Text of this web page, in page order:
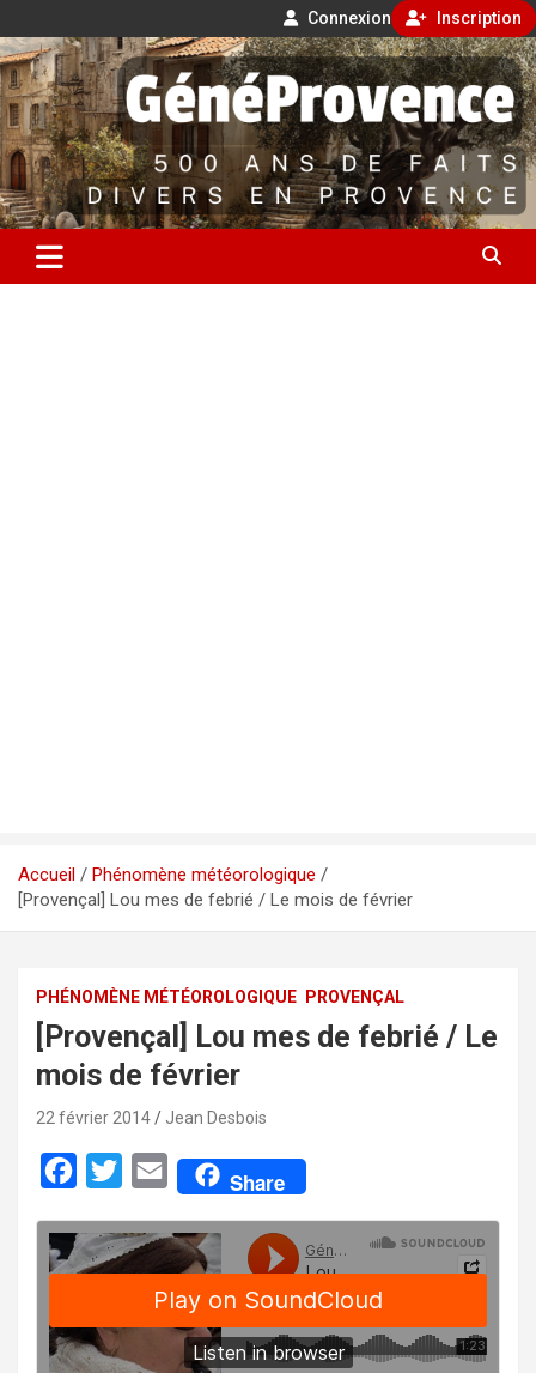
Connexion Inscription
Aller
au
contenu
GénéProvence
500 ans de faits divers en Provence
Accueil
Phénomène météorologique
[Provençal] Lou mes de febrié / Le mois de février
PHÉNOMÈNE MÉTÉOROLOGIQUE PROVENÇAL
[Provençal] Lou mes de febrié / Le
mois de février
22 février 2014 Jean Desbois
c
e
o
i
t
E
a
i
l
Share